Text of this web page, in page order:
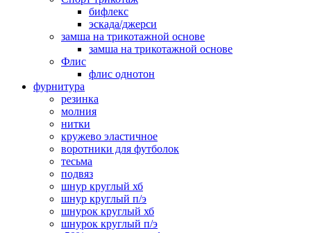
бифлекс
эскада/джерси
замша на трикотажной основе
замша на трикотажной основе
Флис
флис однотон
фурнитура
резинка
молния
нитки
кружево эластичное
воротники для футболок
тесьма
подвяз
шнур круглый хб
шнур круглый п/э
шнурок круглый хб
шнурок круглый п/э